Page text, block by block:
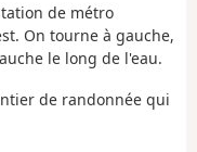
de métro
On tourne à gauche,
le long de l'eau.
de randonnée qui